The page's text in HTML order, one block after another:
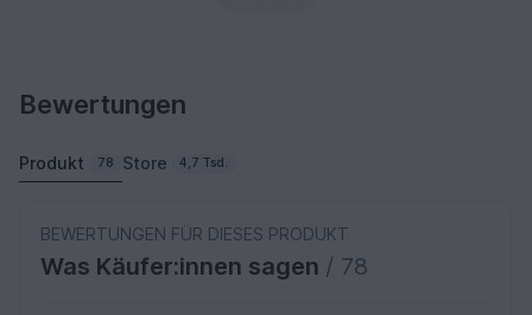
Bewertungen
Produkt 78 Store 4,7 Tsd.
BEWERTUNGEN FÜR DIESES PRODUKT
Was Käufer:innen sagen / 78